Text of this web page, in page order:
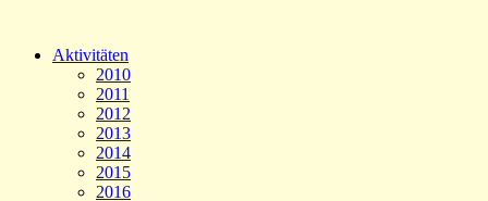
Aktivitäten
2010
2011
2012
2013
2014
2015
2016